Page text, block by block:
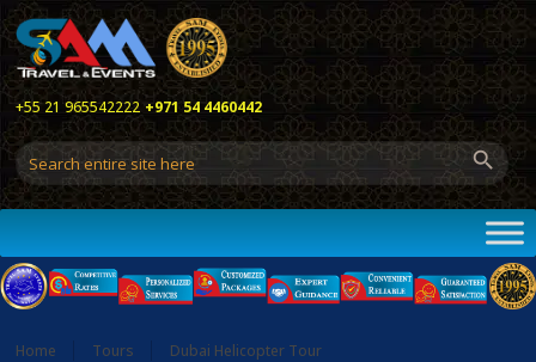
+55 21 965542222 +971 54 4460442
Home Tours Dubai Helicopter Tour